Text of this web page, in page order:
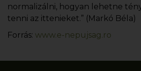
normalizálni, hogyan lehetne
tenni az ittenieket.” (Markó Béla)
Forrás: www.e-nepujsag.ro